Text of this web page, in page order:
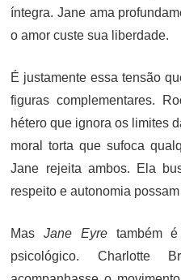
íntegra. Jane ama
o amor custe sua liberdade.
É justamente essa tensão
figuras complementares.
hétero que ignora os limites
moral torta que sufoca
Jane rejeita ambos. Ela
respeito e autonomia
MasJane Eyretambém é
psicológico. Charlotte